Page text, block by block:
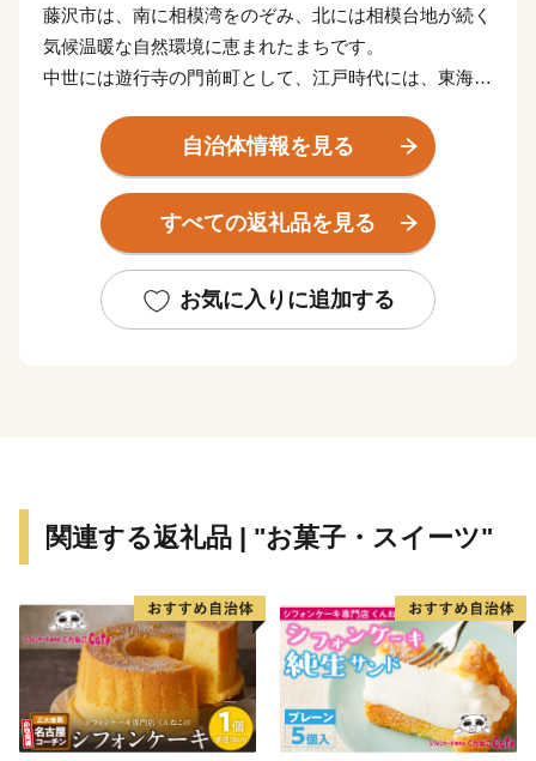
藤沢市は、南に相模湾をのぞみ、北には相模台地が続く
気候温暖な自然環境に恵まれたまちです。
中世には遊行寺の門前町として、江戸時代には、東海道
も賑わいを見せました。
マリンスポーツの舞台となる湘南の海、賑わうビーチ、
史跡・名所があふれる江の島、４つの大学、ショッピン
グモール、新鮮な魚介や野菜・果物…、暮らすだけで、
郷土愛あふれる元気なまちづくりを進めていきますの
で、ぜひ藤沢市への応援をお願いします。
自治体情報を見る
すべての返礼品を見る
お気に入りに追加する
関連する返礼品 | "お菓子・スイーツ"